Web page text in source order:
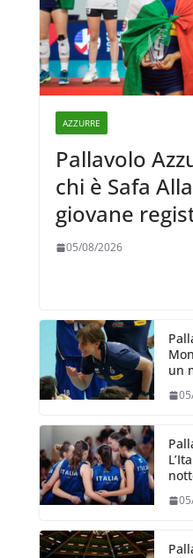
AZZURRE
Pallavolo
chi è Safa
giovane
Bergamo
collegiale di
05/08/2026
un